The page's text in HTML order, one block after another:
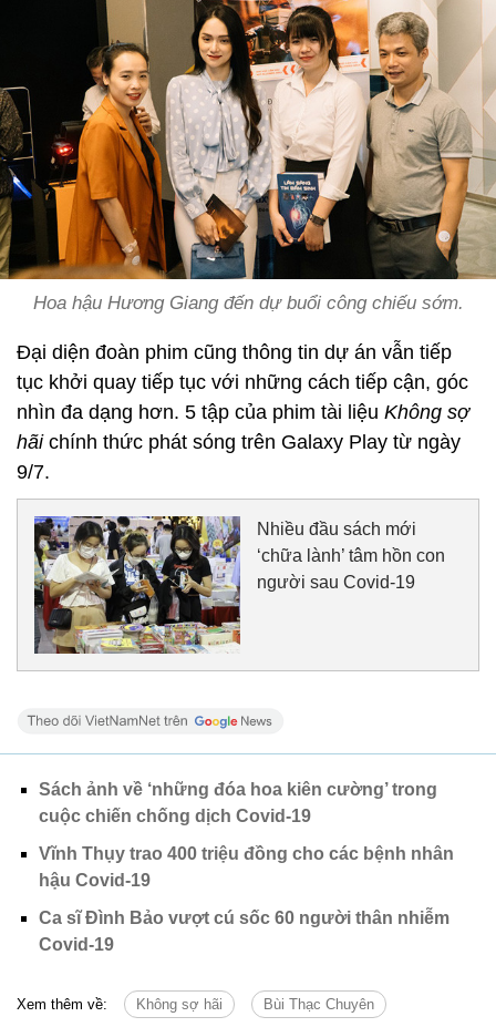
Hoa hậu Hương Giang đến dự buổi công chiếu sớm.
Đại diện đoàn phim cũng thông tin dự án vẫn tiếp
tục khởi quay tiếp tục với những cách tiếp cận, góc
nhìn đa dạng hơn. 5 tập của phim tài liệu Không sợ
hãichính thức phát sóng trên Galaxy Play từ ngày
9/7.
Nhiều đầu sách mới
‘chữa lành’ tâm hồn con
người sau Covid-19
Sách ảnh về ‘những đóa hoa kiên cường’ trong
cuộc chiến chống dịch Covid-19
Vĩnh Thụy trao 400 triệu đồng cho các bệnh nhân
hậu Covid-19
Ca sĩ Đình Bảo vượt cú sốc 60 người thân nhiễm
Covid-19
Xem thêm về: Không sợ hãi Bùi Thạc Chuyên